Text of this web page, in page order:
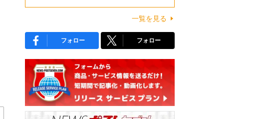
一覧を見る
フォロー フォロー